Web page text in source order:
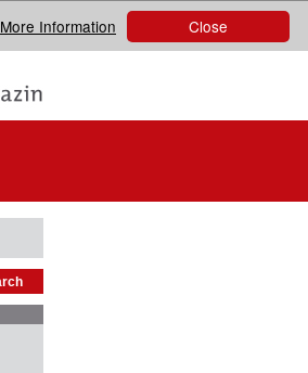
Close
More Information